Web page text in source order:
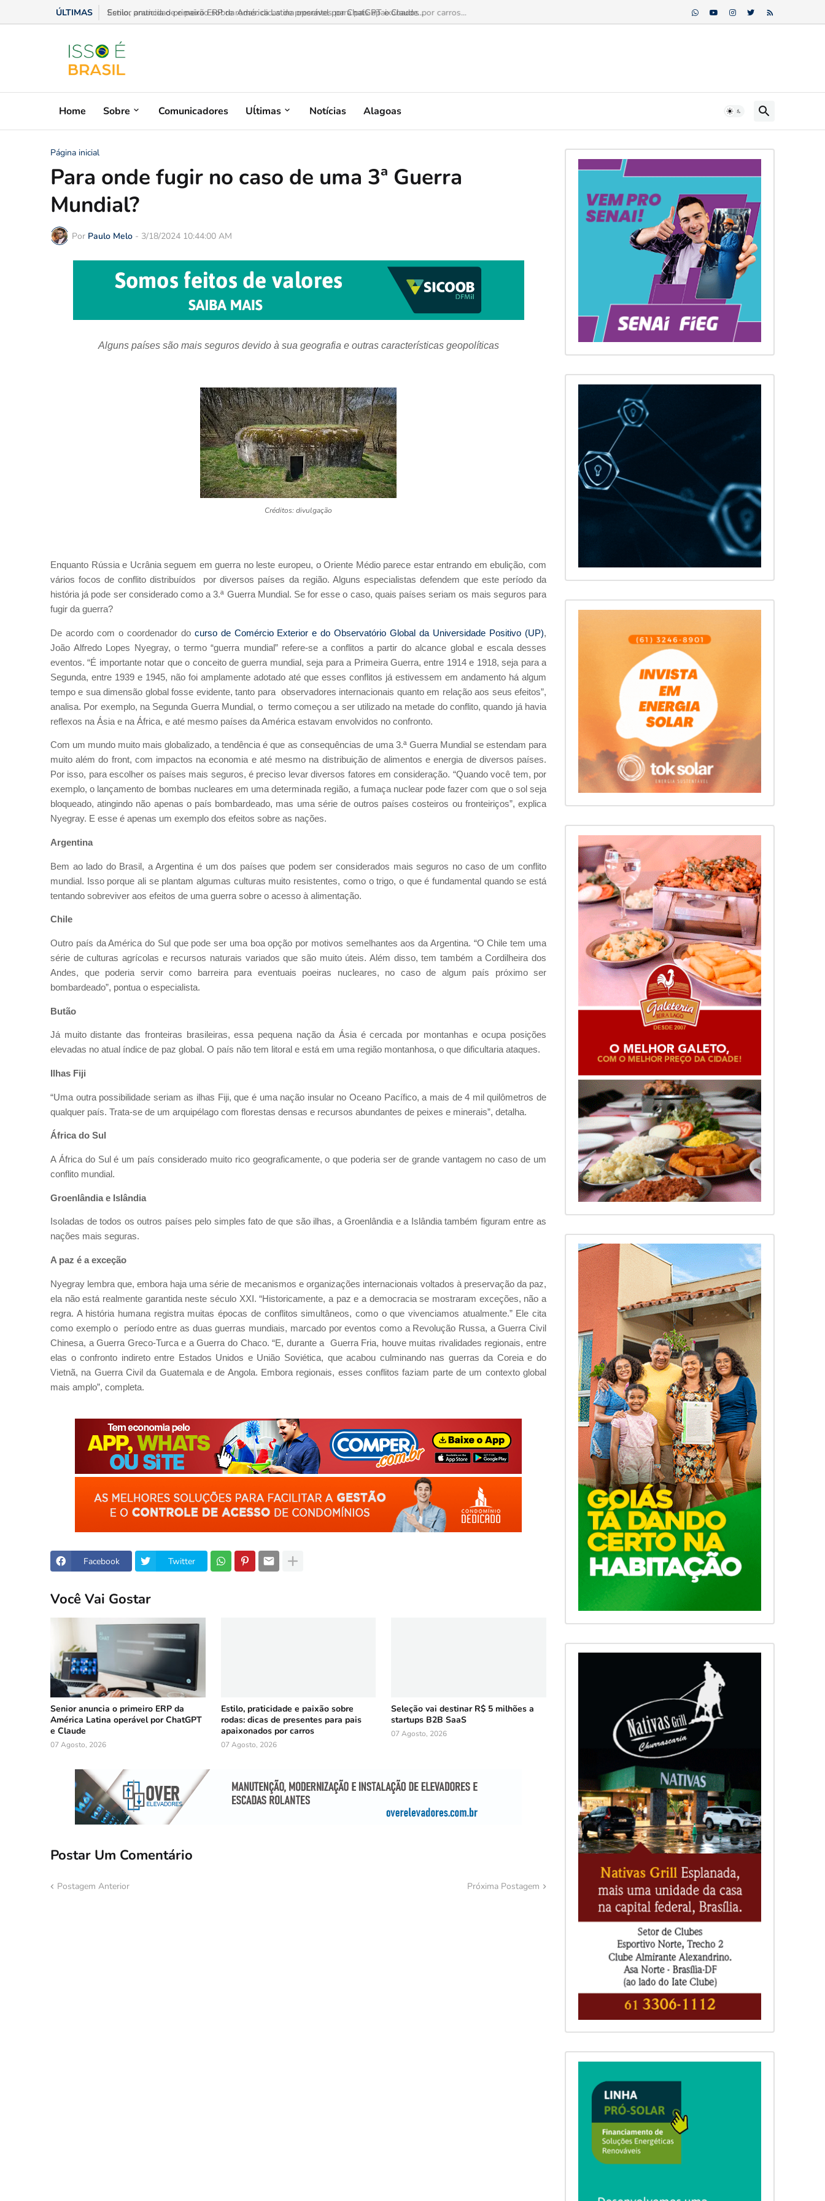
ÚLTIMAS Estilo, praticidade e paixão sobre rodas: dicas de presentes para pais apaixonados por carros...
Home Sobre Comunicadores Uĺtimas Notícias Alagoas
Página inicial
Para onde fugir no caso de uma 3ª Guerra
Mundial?
Por Paulo Melo - 3/18/2024 10:44:00 AM
Alguns países são mais seguros devido à sua geografia e outras características geopolíticas
Créditos: divulgação
Enquanto Rússia e Ucrânia seguem em guerra no leste europeu, o Oriente Médio parece estar entrando em ebulição, com
vários focos de conflito distribuídos por diversos países da região. Alguns especialistas defendem que este período da
história já pode ser considerado como a 3.ª Guerra Mundial. Se for esse o caso, quais países seriam os mais seguros para
fugir da guerra?
De acordo com o coordenador do curso de Comércio Exterior e do Observatório Global da Universidade Positivo (UP),
João Alfredo Lopes Nyegray, o termo “guerra mundial” refere-se a conflitos a partir do alcance global e escala desses
eventos. “É importante notar que o conceito de guerra mundial, seja para a Primeira Guerra, entre 1914 e 1918, seja para a
Segunda, entre 1939 e 1945, não foi amplamente adotado até que esses conflitos já estivessem em andamento há algum
tempo e sua dimensão global fosse evidente, tanto para observadores internacionais quanto em relação aos seus efeitos”,
analisa. Por exemplo, na Segunda Guerra Mundial, o termo começou a ser utilizado na metade do conflito, quando já havia
reflexos na Ásia e na África, e até mesmo países da América estavam envolvidos no confronto.
Com um mundo muito mais globalizado, a tendência é que as consequências de uma 3.ª Guerra Mundial se estendam para
muito além do front, com impactos na economia e até mesmo na distribuição de alimentos e energia de diversos países.
Por isso, para escolher os países mais seguros, é preciso levar diversos fatores em consideração. “Quando você tem, por
exemplo, o lançamento de bombas nucleares em uma determinada região, a fumaça nuclear pode fazer com que o sol seja
bloqueado, atingindo não apenas o país bombardeado, mas uma série de outros países costeiros ou fronteiriços”, explica
Nyegray. E esse é apenas um exemplo dos efeitos sobre as nações.
Argentina
Bem ao lado do Brasil, a Argentina é um dos países que podem ser considerados mais seguros no caso de um conflito
mundial. Isso porque ali se plantam algumas culturas muito resistentes, como o trigo, o que é fundamental quando se está
tentando sobreviver aos efeitos de uma guerra sobre o acesso à alimentação.
Chile
Outro país da América do Sul que pode ser uma boa opção por motivos semelhantes aos da Argentina. “O Chile tem uma
série de culturas agrícolas e recursos naturais variados que são muito úteis. Além disso, tem também a Cordilheira dos
Andes, que poderia servir como barreira para eventuais poeiras nucleares, no caso de algum país próximo ser
bombardeado”, pontua o especialista.
Butão
Já muito distante das fronteiras brasileiras, essa pequena nação da Ásia é cercada por montanhas e ocupa posições
elevadas no atual índice de paz global. O país não tem litoral e está em uma região montanhosa, o que dificultaria ataques.
Ilhas Fiji
“Uma outra possibilidade seriam as ilhas Fiji, que é uma nação insular no Oceano Pacífico, a mais de 4 mil quilômetros de
qualquer país. Trata-se de um arquipélago com florestas densas e recursos abundantes de peixes e minerais”, detalha.
África do Sul
A África do Sul é um país considerado muito rico geograficamente, o que poderia ser de grande vantagem no caso de um
conflito mundial.
Groenlândia e Islândia
Isoladas de todos os outros países pelo simples fato de que são ilhas, a Groenlândia e a Islândia também figuram entre as
nações mais seguras.
A paz é a exceção
Nyegray lembra que, embora haja uma série de mecanismos e organizações internacionais voltados à preservação da paz,
ela não está realmente garantida neste século XXI. “Historicamente, a paz e a democracia se mostraram exceções, não a
regra. A história humana registra muitas épocas de conflitos simultâneos, como o que vivenciamos atualmente.” Ele cita
como exemplo o período entre as duas guerras mundiais, marcado por eventos como a Revolução Russa, a Guerra Civil
Chinesa, a Guerra Greco-Turca e a Guerra do Chaco. “E, durante a Guerra Fria, houve muitas rivalidades regionais, entre
elas o confronto indireto entre Estados Unidos e União Soviética, que acabou culminando nas guerras da Coreia e do
Vietnã, na Guerra Civil da Guatemala e de Angola. Embora regionais, esses conflitos faziam parte de um contexto global
mais amplo”, completa.
Facebook Twitter
Você Vai Gostar
Senior anuncia o primeiro ERP da
América Latina operável por ChatGPT
e Claude
07 Agosto, 2026
Estilo, praticidade e paixão sobre
rodas: dicas de presentes para pais
apaixonados por carros
07 Agosto, 2026
Seleção vai destinar R$ 5 milhões a
startups B2B SaaS
07 Agosto, 2026
Postar Um Comentário
Postagem Anterior Próxima Postagem